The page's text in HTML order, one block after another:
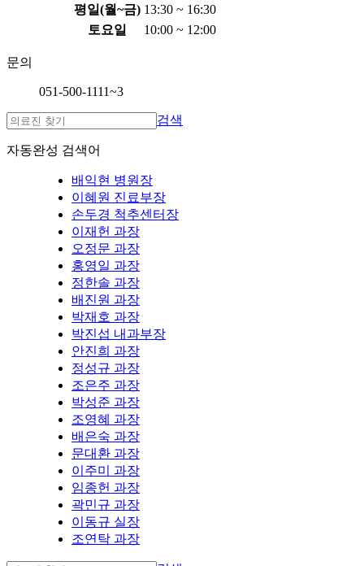
평일(월~금) 13:30 ~ 16:30
토요일
10:00 ~ 12:00
문의
051-500-1111~3
검색
자동완성 검색어
배익현 병원장
이혜원 진료부장
손두경 척추센터장
이재헌 과장
오정문 과장
홍영일 과장
정한솔 과장
배진원 과장
박재호 과장
박진섭 내과부장
안진희 과장
정성규 과장
조은주 과장
박성준 과장
조영혜 과장
배은숙 과장
문대환 과장
이주미 과장
임종헌 과장
곽민규 과장
이동규 실장
조연탁 과장